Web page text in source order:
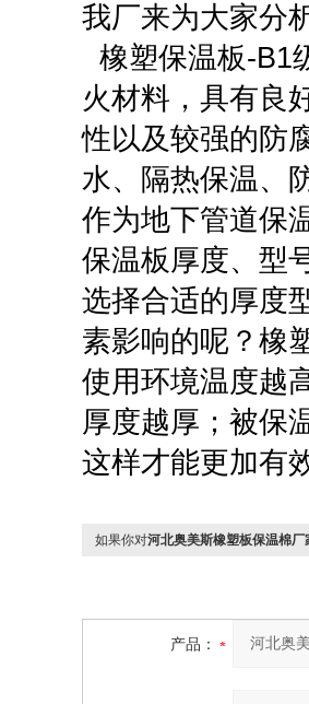
我厂来为大家分
橡塑保温板-B1
火材料，具有良
性以及较强的防
水、隔热保温、
作为地下管道保
保温板厚度、型
选择合适的厚度
素影响的呢？橡
使用环境温度越
厚度越厚；被保
这样才能更加有
如果你对河北奥美斯橡塑板保温棉厂
产品：